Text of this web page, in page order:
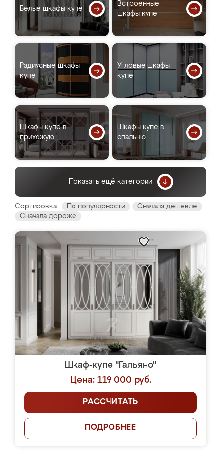
Белые шкафы купе
Встроенные
шкафы купе
Радиусные шкафы
купе
Угловые шкафы
купе
Шкафы купе в
прихожую
Шкафы купе в
спальню
Показать ещё категории
Сортировка: По популярности
Сначала дешевле
Сначала дороже
Шкаф-купе "Гальяно"
Цена: 119 000 руб.
РАССЧИТАТЬ
ПОДРОБНЕЕ